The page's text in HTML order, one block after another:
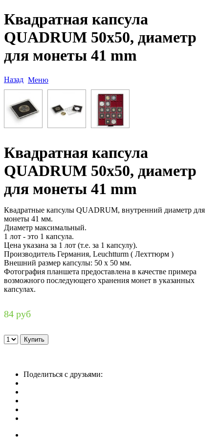
Квадратная капсула
QUADRUM 50х50, диаметр
для монеты 41 mm
Назад Меню
Квадратная капсула
QUADRUM 50х50, диаметр
для монеты 41 mm
Квадратные капсулы QUADRUM, внутренний диаметр для
монеты 41 мм.
Диаметр максимальный.
1 лот - это 1 капсула.
Цена указана за 1 лот (т.е. за 1 капсулу).
Производитель Германия, Leuchtturm ( Лехттюрм )
Внешний размер капсулы: 50 х 50 мм.
Фотография планшета предоставлена в качестве примера
возможного последующего хранения монет в указанных
капсулах.
84 руб
Поделиться с друзьями: